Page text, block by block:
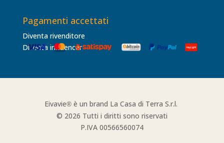
Pagamenti accettati
Diventa rivenditore
Diventa influencer
Eivavie®è un brand La Casa di Terra S.r.l.
© 2026 Tutti i diritti sono riservati
P.IVA 00566560074